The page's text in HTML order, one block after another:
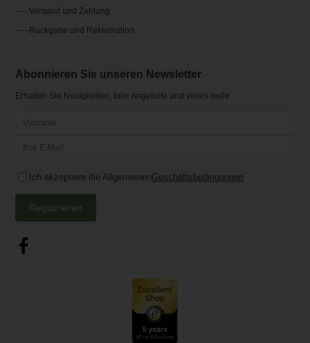
Versand und Zahlung
Rückgabe und Reklamation
Abonnieren Sie unseren Newsletter
Erhalten Sie Neuigkeiten, tolle Angebote und vieles mehr
Ich akzeptiere die AllgemeinenGeschäftsbedingungen
Registrieren